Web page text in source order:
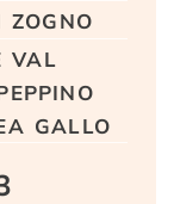
zogno
val
gallo